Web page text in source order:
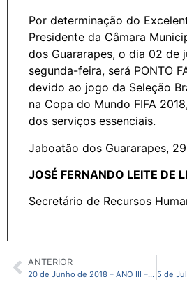
Por determinação do
Presidente da Câmara
dos Guararapes, o dia 02 de
segunda-feira, será PONTO
devido ao jogo da Seleção
na Copa do Mundo FIFA
dos serviços essenciais.
Jaboatão dos Guararapes,
JOSÉ FERNANDO LEITE DE
Secretário de Recursos
ANTERIOR
20 de Junho de 2018 – ANO III – N23 – CMJG